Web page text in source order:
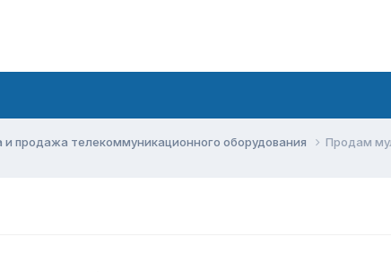
и продажа телекоммуникационного оборудования Продам